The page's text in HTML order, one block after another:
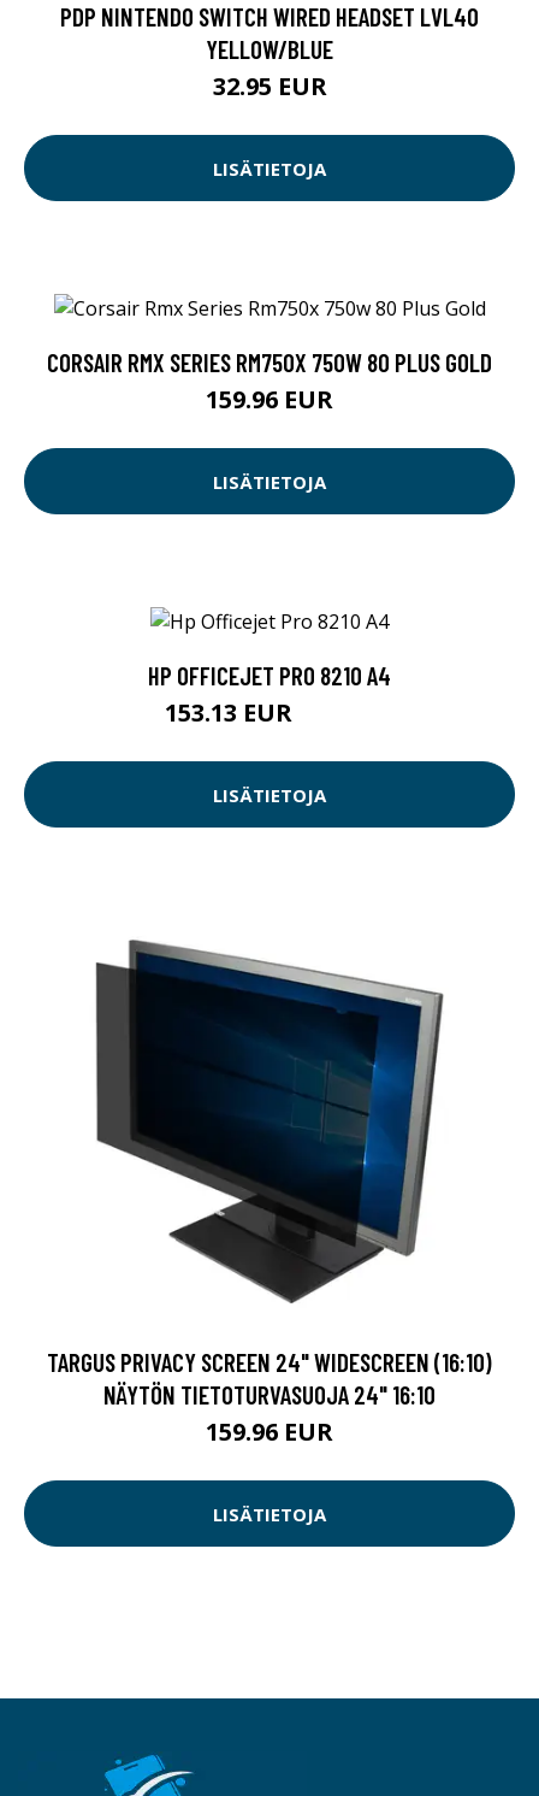
PDP NINTENDO SWITCH WIRED HEADSET LVL40
YELLOW/BLUE
32.95 EUR
LISÄTIETOJA
CORSAIR RMX SERIES RM750X 750W 80 PLUS GOLD
159.96 EUR
LISÄTIETOJA
HP OFFICEJET PRO 8210 A4
153.13 EUR
LISÄTIETOJA
TARGUS PRIVACY SCREEN 24" WIDESCREEN (16:10)
NÄYTÖN TIETOTURVASUOJA 24" 16:10
159.96 EUR
LISÄTIETOJA